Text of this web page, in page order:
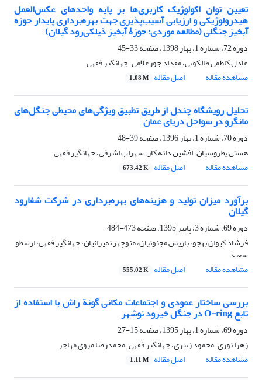
تعیین توان اکولوژیک کاربری‌ها بر پایه واحدهای عکس‌العمل
هیدرولوژیکی و ارزیابی آسیب‌پذیری جهت بهره‌برداری پایدار حوزه
آبخیز جنگلی (مطالعه موردی: حوزۀ‌ آبخیز ذیلکی‌رود گیلان)
دوره 72، شماره 1، بهار 1398، صفحه
33-45
عادل کاظمی طالکویی، مقداد جورغلامی، جهانگیر فقهی
مشاهده مقاله
اصل مقاله 1.08 M
تحلیل رویشگاه چندل از طریق تطبیق ویژگی‌های محیطی جنگل‌های
مانگرو در سواحل دریای عمان
دوره 70، شماره 1، بهار 1396، صفحه
39-48
هستی پطروسیان، افشین دانه کار، سهراب اشرفی، جهانگیر فقهی
مشاهده مقاله
اصل مقاله 673.42 K
برآورد میزان تولید و هزینه‌های بهره‌برداری در شرکت شفارود
گیلان
دوره 69، شماره 3، پاییز 1395، صفحه
473-484
فرشاد کیوان بهجو، باریس مجنونیان، منوچهر نمیرانیان، جهانگیر فقهی، ارسطو
سعید
مشاهده مقاله
اصل مقاله 555.02 K
بررسی ساختار عمودی و اجتماعات مکانی گونة راش با استفاده از
تابع O-ring در جنگل خیرود نوشهر
دوره 69، شماره 1، بهار 1395، صفحه
15-27
زهرا نوری، محمود زبیری، جهانگیر فقهی، محمدرضا مروی مهاجر
مشاهده مقاله
اصل مقاله 1.11 M